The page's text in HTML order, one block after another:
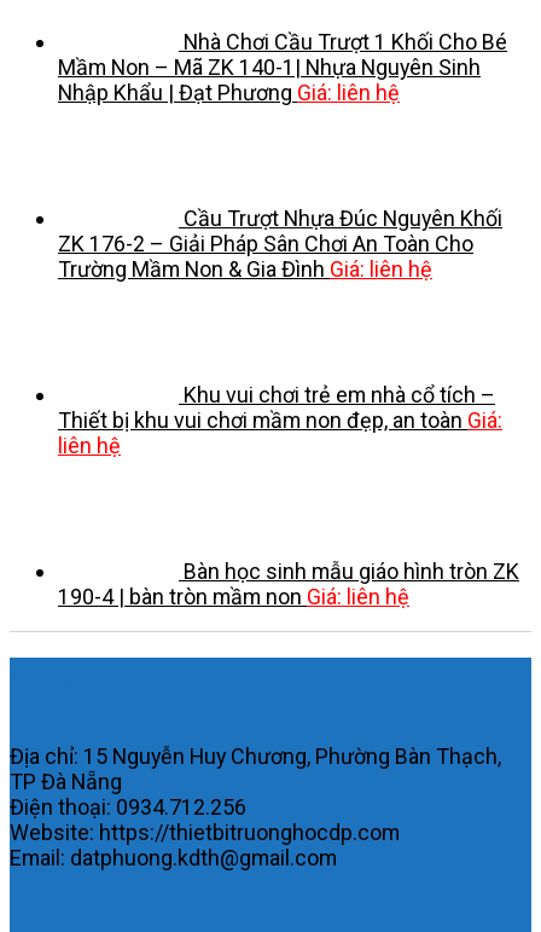
Nhà Chơi Cầu Trượt 1 Khối Cho Bé
Mầm Non – Mã ZK 140-1| Nhựa Nguyên Sinh
Nhập Khẩu | Đạt Phương Giá: liên hệ
Cầu Trượt Nhựa Đúc Nguyên Khối
ZK 176-2 – Giải Pháp Sân Chơi An Toàn Cho
Trường Mầm Non & Gia Đình Giá: liên hệ
Khu vui chơi trẻ em nhà cổ tích –
Thiết bị khu vui chơi mầm non đẹp, an toàn Giá:
liên hệ
Bàn học sinh mẫu giáo hình tròn ZK
190-4 | bàn tròn mầm non Giá: liên hệ
Địa chỉ: 15 Nguyễn Huy Chương, Phường Bàn Thạch,
TP Đà Nẵng
Điện thoại: 0934.712.256
Website: https://thietbitruonghocdp.com
Email: datphuong.kdth@gmail.com